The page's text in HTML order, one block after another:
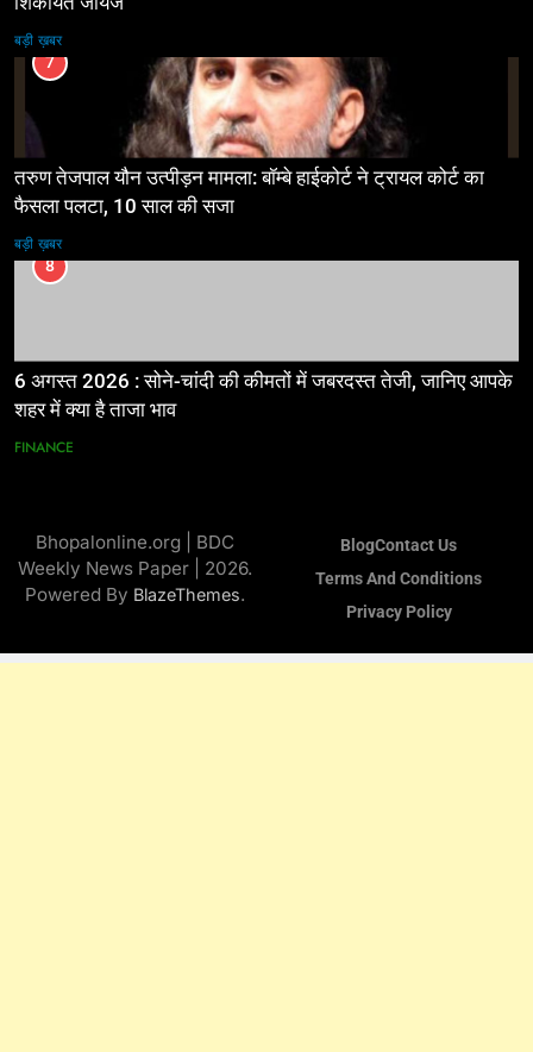
बड़ी ख़बर
7
तरुण तेजपाल यौन उत्पीड़न मामला: बॉम्बे हाईकोर्ट ने ट्रायल कोर्ट का
फैसला पलटा, 10 साल की सजा
बड़ी ख़बर
8
6 अगस्त 2026 : सोने-चांदी की कीमतों में जबरदस्त तेजी, जानिए आपके
शहर में क्या है ताजा भाव
FINANCE
Bhopalonline.org | BDC
Weekly News Paper | 2026.
Powered By BlazeThemes.
BlogContact Us
Terms And Conditions
Privacy Policy